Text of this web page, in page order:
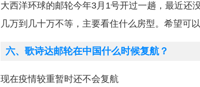
大西洋环球的邮轮今年3月1号开过一趟，最近还
几万到几十万不等，主要看住什么房型。希望可
六、歌诗达邮轮在中国什么时候复航？
现在疫情较重暂时还不会复航